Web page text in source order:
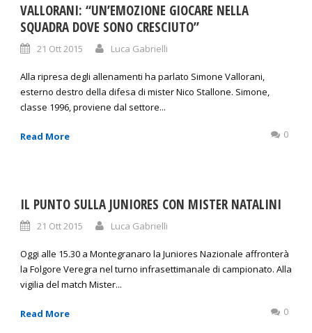
VALLORANI: “UN’EMOZIONE GIOCARE NELLA
SQUADRA DOVE SONO CRESCIUTO”
21 Ott 2015 Luca Gabrielli
Alla ripresa degli allenamenti ha parlato Simone Vallorani,
esterno destro della difesa di mister Nico Stallone. Simone,
classe 1996, proviene dal settore...
Read More 0
IL PUNTO SULLA JUNIORES CON MISTER NATALINI
21 Ott 2015 Luca Gabrielli
Oggi alle 15.30 a Montegranaro la Juniores Nazionale affronterà
la Folgore Veregra nel turno infrasettimanale di campionato. Alla
vigilia del match Mister...
Read More 0